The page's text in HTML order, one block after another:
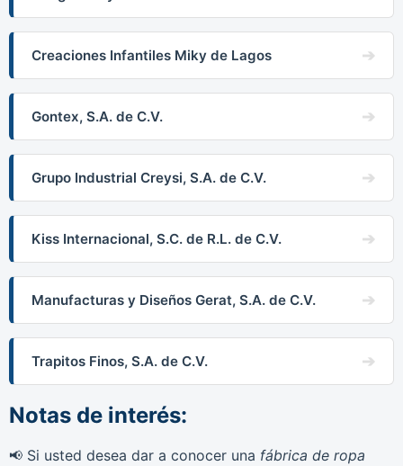
Creaciones Infantiles Miky de Lagos
Gontex, S.A. de C.V.
Grupo Industrial Creysi, S.A. de C.V.
Kiss Internacional, S.C. de R.L. de C.V.
Manufacturas y Diseños Gerat, S.A. de C.V.
Trapitos Finos, S.A. de C.V.
Notas de interés:
📢 Si usted desea dar a conocer una fábrica de ropa